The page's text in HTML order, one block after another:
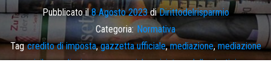
Pubblicato il8 Agosto 2023diDirittodelrisparmio
Categoria: Normativa
Tag credito di imposta,gazzetta ufficiale,mediazione,mediazione
civile,mediazione commerciale,ministero della giustizia,